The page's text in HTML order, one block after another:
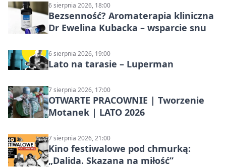
6 sierpnia 2026, 18:00
Bezsenność? Aromaterapia kliniczna
Dr Ewelina Kubacka – wsparcie snu
6 sierpnia 2026, 19:00
Lato na tarasie – Luperman
7 sierpnia 2026, 17:00
OTWARTE PRACOWNIE | Tworzenie
Motanek | LATO 2026
7 sierpnia 2026, 21:00
Kino festiwalowe pod chmurką:
„Dalida. Skazana na miłość”